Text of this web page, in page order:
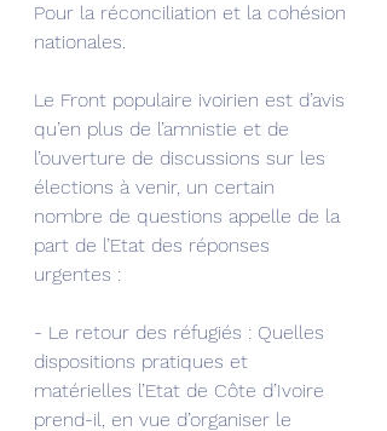
Pour la réconciliation et la cohésion
nationales.
Le Front populaire ivoirien est d’avis
qu’en plus de l’amnistie et de
l’ouverture de discussions sur les
élections à venir, un certain
nombre de questions appelle de la
part de l’Etat des réponses
urgentes :
- Le retour des réfugiés : Quelles
dispositions pratiques et
matérielles l’Etat de Côte d’Ivoire
prend-il, en vue d’organiser le